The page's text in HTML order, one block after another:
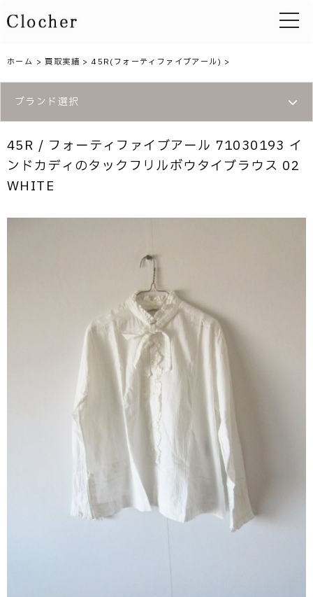
toggle
ホーム >買取実績 >45R(フォーティファイブアール) >
ブランド選択
45R / フォーティファイブアール 71030193 イ
ンドカディのタックフリルボウタイブラウス 02
WHITE